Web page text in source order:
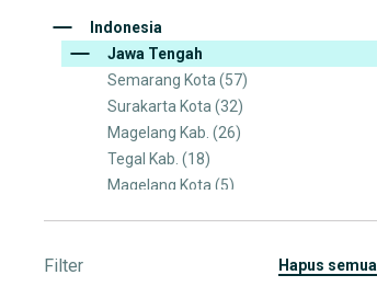
Indonesia
Jawa Tengah
Semarang Kota (57)
Surakarta Kota (32)
Magelang Kab. (26)
Tegal Kab. (18)
Magelang Kota (5)
Filter hapus semua